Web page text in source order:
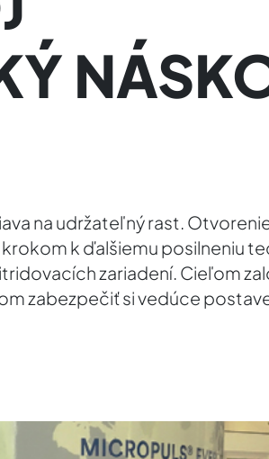
na udržateľný rast.
k ďalšiemu posilneniu
zariadení. Cieľom
zabezpečiť si vedúce